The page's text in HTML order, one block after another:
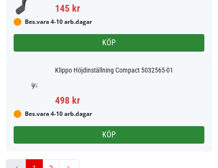
145 kr
Bes.vara 4-10 arb.dagar
KÖP
Klippo Höjdinställning Compact 5032565-01
498 kr
Bes.vara 4-10 arb.dagar
KÖP